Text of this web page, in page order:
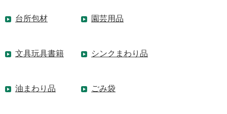
台所包材 園芸用品
文具玩具書籍 シンクまわり品
油まわり品 ごみ袋